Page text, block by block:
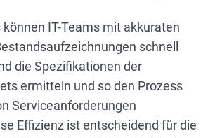
IT-Teams mit akkuraten
schnell
die Spezifikationen der
ermitteln und so den Prozess
Serviceanforderungen
Effizienz ist entscheidend für die